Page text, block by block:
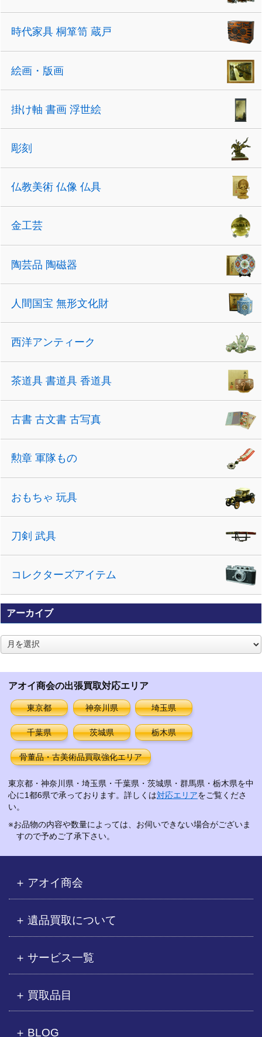
時代家具 桐箪笥 蔵戸
絵画・版画
掛け軸 書画 浮世絵
彫刻
仏教美術 仏像 仏具
金工芸
陶芸品 陶磁器
人間国宝 無形文化財
西洋アンティーク
茶道具 書道具 香道具
古書 古文書 古写真
勲章 軍隊もの
おもちゃ 玩具
刀剣 武具
コレクターズアイテム
アーカイブ
ア
ー
アオイ商会の出張買取対応エリア
東京都 神奈川県 埼玉県
千葉県 茨城県 栃木県
骨董品・古美術品買取強化エリア
東京都・神奈川県・埼玉県・千葉県・茨城県・群馬県・栃木県を中
心に1都6県で承っております。詳しくは対応エリアをご覧くださ
い。
※お品物の内容や数量によっては、お伺いできない場合がございま
すので予めご了承下さい。
アオイ商会
遺品買取について
サービス一覧
買取品目
BLOG